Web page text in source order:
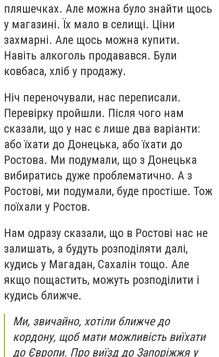
пляшечках. Але можна було знайти щось
у магазині. Їх мало в селищі. Ціни
захмарні. Але щось можна купити.
Навіть алкоголь продавався. Були
ковбаса, хліб у продажу.
Ніч переночували, нас переписали.
Перевірку пройшли. Після чого нам
сказали, що у нас є лише два варіанти:
або їхати до Донецька, або їхати до
Ростова. Ми подумали, що з Донецька
вибиратись дуже проблематично. А з
Ростові, ми подумали, буде простіше. Тож
поїхали у Ростов.
Нам одразу сказали, що в Ростові нас не
залишать, а будуть розподіляти далі,
кудись у Магадан, Сахалін тощо. Але
якщо пощастить, можуть розподілити і
кудись ближче.
Ми, звичайно, хотіли ближче до
кордону, щоб мати можливість виїхати
до Європи. Про виїзд до Запоріжжя у